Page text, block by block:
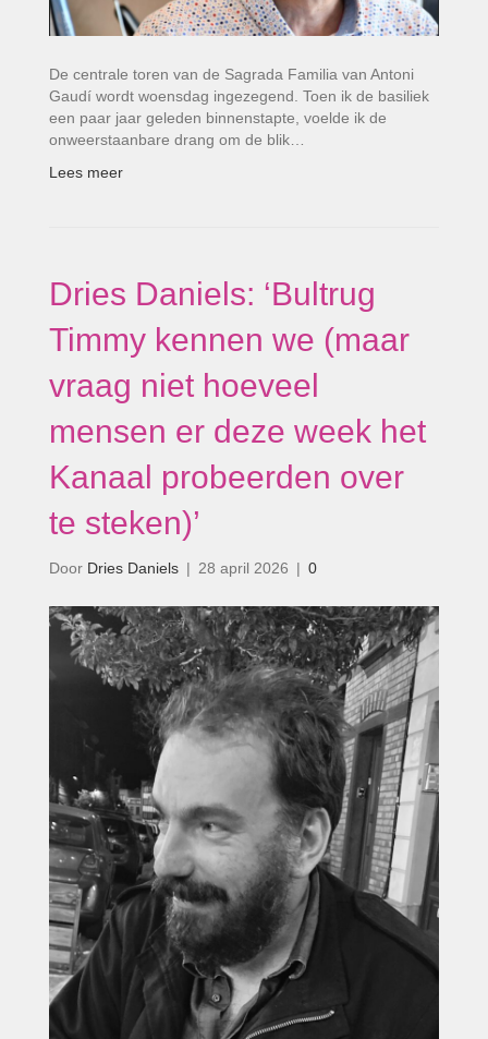
De centrale toren van de Sagrada Familia van Antoni
Gaudí wordt woensdag ingezegend. Toen ik de basiliek
een paar jaar geleden binnenstapte, voelde ik de
onweerstaanbare drang om de blik…
Lees meer
Dries Daniels: ‘Bultrug
Timmy kennen we (maar
vraag niet hoeveel
mensen er deze week het
Kanaal probeerden over
te steken)’
Door Dries Daniels | 28 april 2026 | 0